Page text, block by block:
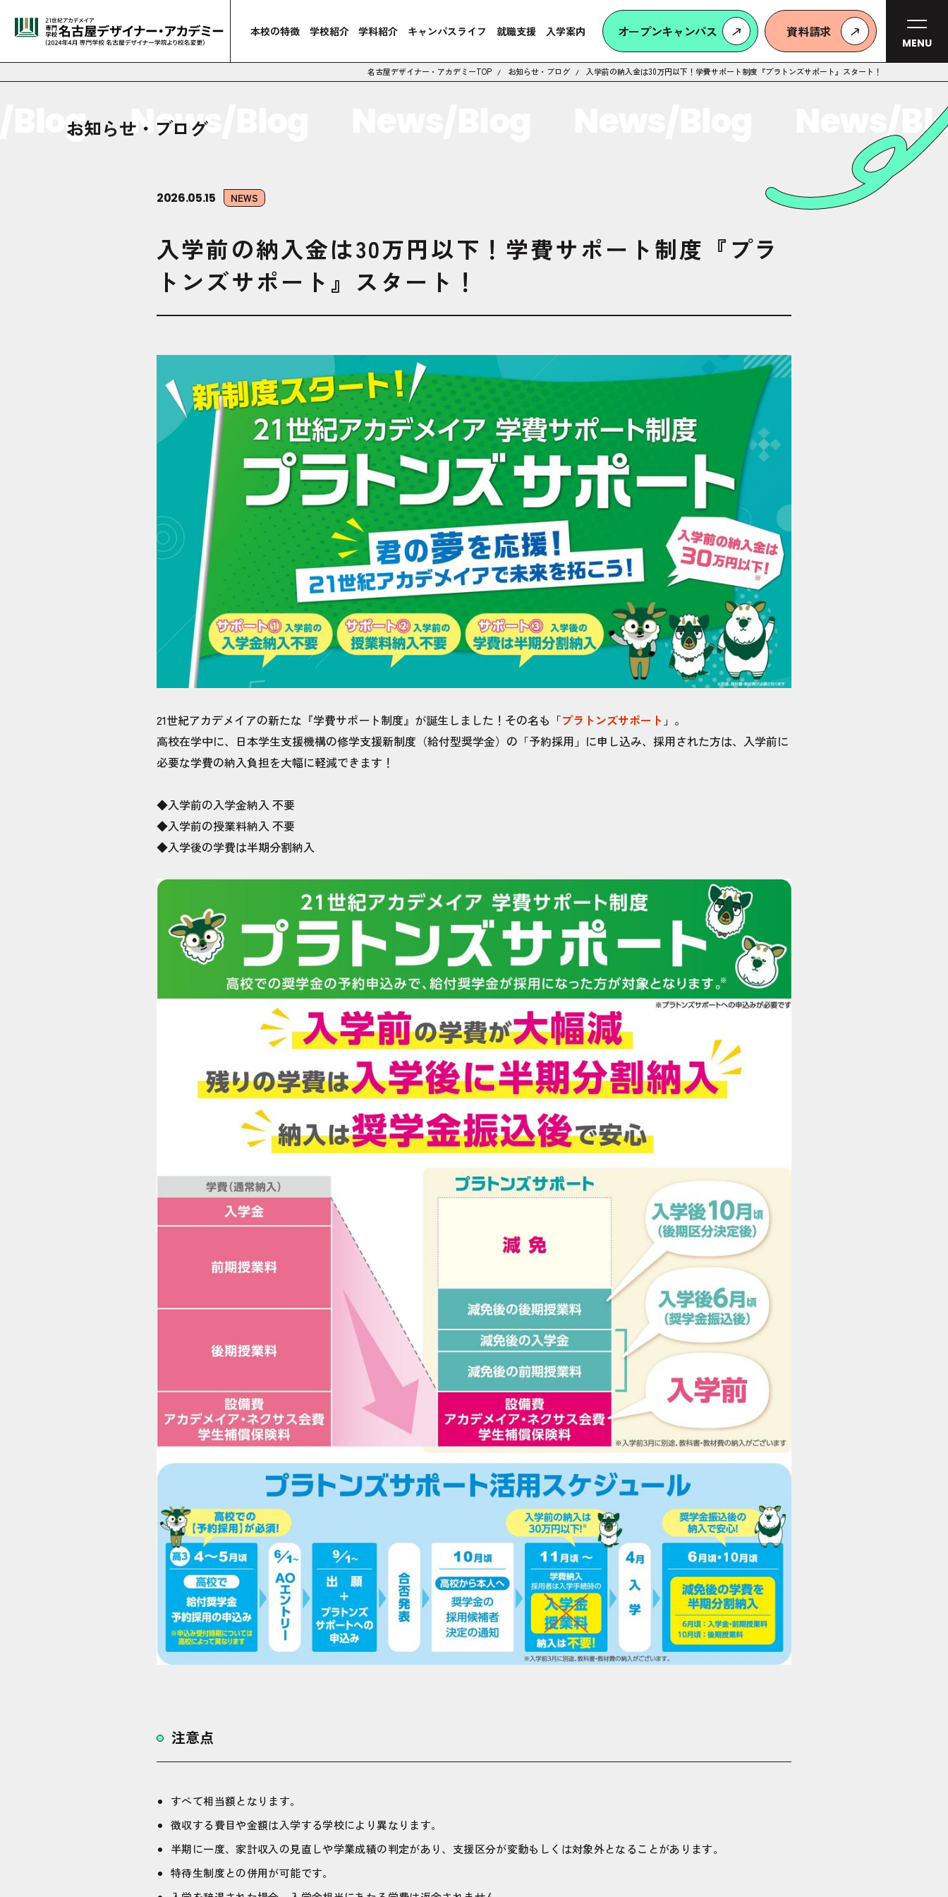
本校の特徴 学校紹介 学科紹介 キャンパスライフ 就職支援 入学案内 オープンキャンパス 資料請求
MENU
名古屋デザイナー・アカデミーTOP お知らせ・ブログ 入学前の納入金は30万円以下！学費サポート制度『プラトンズサポート』スタート！
News/Blog News/Blog
お知らせ・ブログ
2026.05.15 NEWS
入学前の納入金は30万円以下！学費サポート制度『プラ
トンズサポート』スタート！
21世紀アカデメイアの新たな『学費サポート制度』が誕生しました！その名も「プラトンズサポート 」。
高校在学中に、日本学生支援機構の修学支援新制度（給付型奨学金）の「予約採用」に申し込み、採用された方は、入学前に
必要な学費の納入負担を大幅に軽減できます！
◆入学前の入学金納入 不要
◆入学前の授業料納入 不要
◆入学後の学費は半期分割納入
注意点
すべて相当額となります。
徴収する費目や金額は入学する学校により異なります。
半期に一度、家計収入の見直しや学業成績の判定があり、支援区分が変動もしくは対象外となることがあります。
特待生制度との併用が可能です。